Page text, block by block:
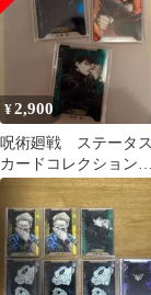
¥2,900
呪術廻戦 ステータス
カードコレクション
五条悟 虎杖悠仁